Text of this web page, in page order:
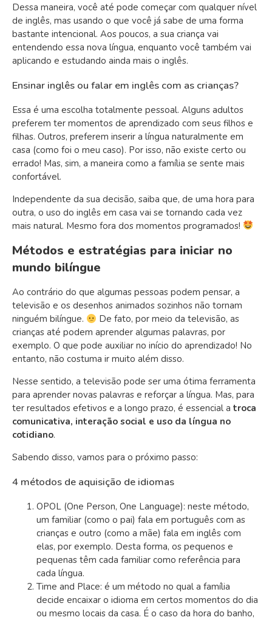
Dessa maneira, você até pode começar com qualquer nível
de inglês, mas usando o que você já sabe de uma forma
bastante intencional. Aos poucos, a sua criança vai
entendendo essa nova língua, enquanto você também vai
aplicando e estudando ainda mais o inglês.
Ensinar inglês ou falar em inglês com as crianças?
Essa é uma escolha totalmente pessoal. Alguns adultos
preferem ter momentos de aprendizado com seus filhos e
filhas. Outros, preferem inserir a língua naturalmente em
casa (como foi o meu caso). Por isso, não existe certo ou
errado! Mas, sim, a maneira como a família se sente mais
confortável.
Independente da sua decisão, saiba que, de uma hora para
outra, o uso do inglês em casa vai se tornando cada vez
mais natural. Mesmo fora dos momentos programados!
Métodos e estratégias para iniciar no
mundo bilíngue
Ao contrário do que algumas pessoas podem pensar, a
televisão e os desenhos animados sozinhos não tornam
ninguém bilíngue.
De fato, por meio da televisão, as
crianças até podem aprender algumas palavras, por
exemplo. O que pode auxiliar no início do aprendizado! No
entanto, não costuma ir muito além disso.
Nesse sentido, a televisão pode ser uma ótima ferramenta
para aprender novas palavras e reforçar a língua. Mas, para
ter resultados efetivos e a longo prazo, é essencial a troca
comunicativa, interação social e uso da língua no
cotidiano.
Sabendo disso, vamos para o próximo passo:
4 métodos de aquisição de idiomas
OPOL (One Person, One Language): neste método,
um familiar (como o pai) fala em português com as
crianças e outro (como a mãe) fala em inglês com
elas, por exemplo. Desta forma, os pequenos e
pequenas têm cada familiar como referência para
cada língua.
Time and Place: é um método no qual a família
decide encaixar o idioma em certos momentos do dia
ou mesmo locais da casa. É o caso da hora do banho,